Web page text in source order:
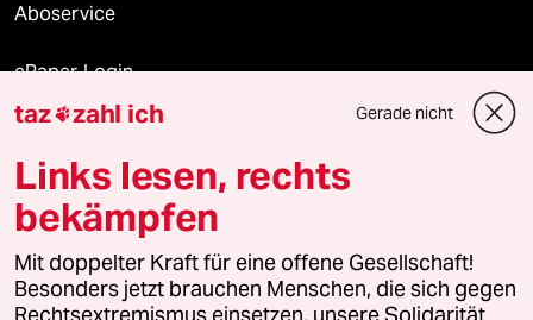
Aboservice
ePaper Login
Downloads für Abonnierende
© 2026 taz Verlags und Vertriebs GmbH
Alle Rechte vorbehalten. Bei rechtlichen Fragen oder für Genehmigungen
wenden Sie sich bitte an
lizenzen@taz.de
taz zahl ich Gerade nicht
Links lesen, rechts
bekämpfen
Mit doppelter Kraft für eine offene Gesellschaft!
Besonders jetzt brauchen Menschen, die sich gegen